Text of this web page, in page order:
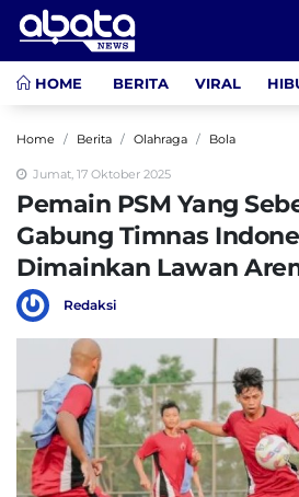
HOME BERITA VIRAL
Home Berita Olahraga Bola
Jumat, 17 Oktober 2025
Pemain PSM Yang
Gabung Timnas
Dimainkan Lawan
Redaksi